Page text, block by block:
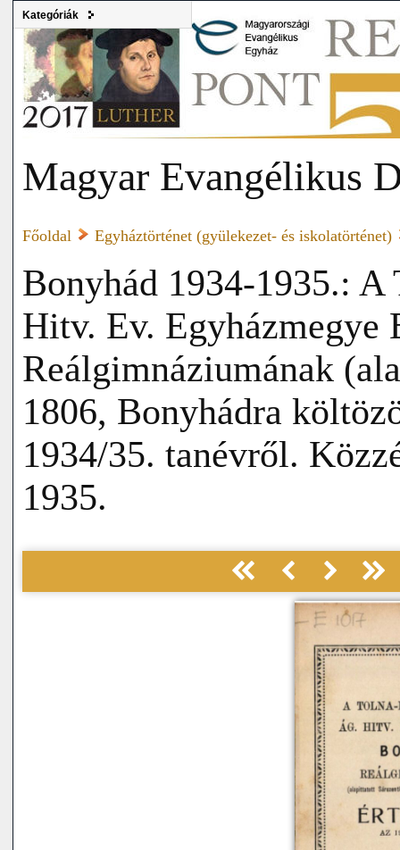
Kategóriák
Magyar Evangélikus
Főoldal Egyháztörténet (gyülekezet- és iskolatörténet)
Bonyhád 1934-1935.:
Hitv. Ev. Egyházmegye
Reálgimnáziumának
1806, Bonyhádra
1934/35. tanévről.
1935.